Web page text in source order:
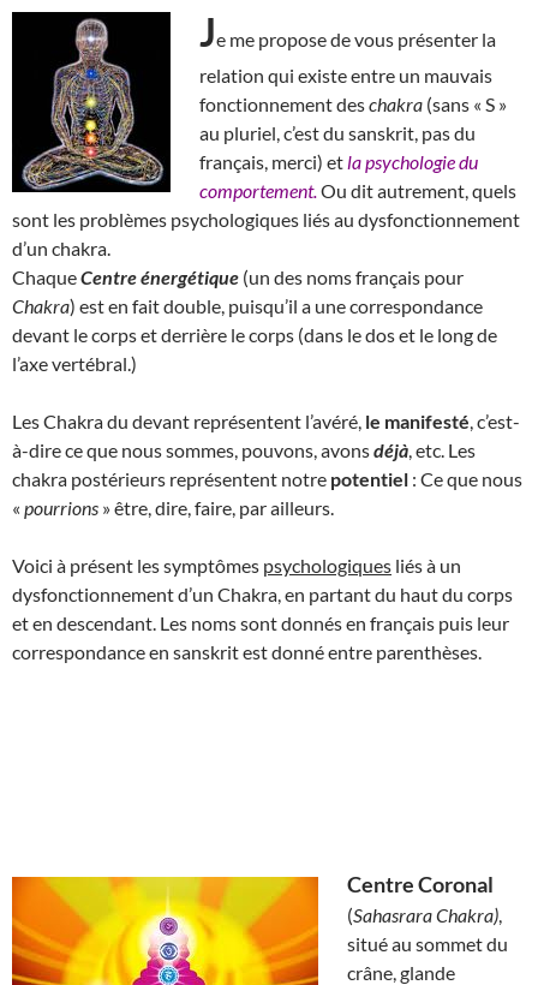
Je me propose de vous présenter la
relation qui existe entre un mauvais
fonctionnement deschakra (sans « S »
au pluriel, c’est du sanskrit, pas du
français, merci) et la psychologie du
comportement. Ou dit autrement, quels
sont les problèmes psychologiques liés au dysfonctionnement
d’un chakra.
ChaqueCentre énergétique (un des noms français pour
Chakra) est en fait double, puisqu’il a une correspondance
devant le corps et derrière le corps (dans le dos et le long de
l’axe vertébral.)
Les Chakra du devant représentent l’avéré, le manifesté , c’est-
à-dire ce que nous sommes, pouvons, avonsdéjà , etc. Les
chakra postérieurs représentent notre potentiel : Ce que nous
« pourrions » être, dire, faire, par ailleurs.
Voici à présent les symptômes psychologiques liés à un
dysfonctionnement d’un Chakra, en partant du haut du corps
et en descendant. Les noms sont donnés en français puis leur
correspondance en sanskrit est donné entre parenthèses.
Centre Coronal
(Sahasrara Chakra)
situé au sommet du
crâne, glande